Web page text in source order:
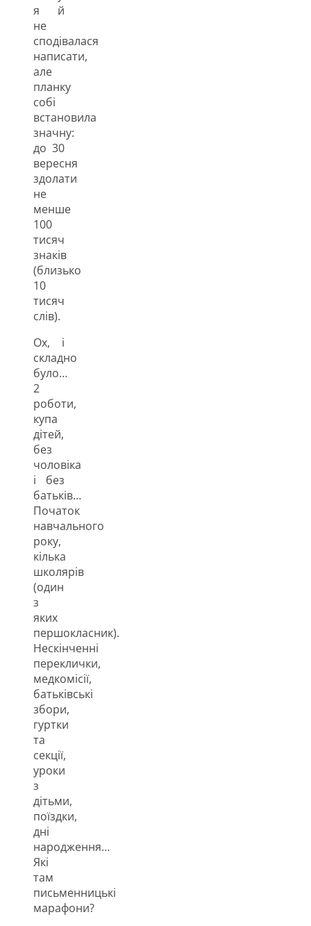
я й
не
сподівалася
написати,
але
планку
собі
встановила
значну:
до 30
вересня
здолати
не
менше
100
тисяч
знаків
(близько
10
тисяч
слів).
Ох, і
складно
було…
2
роботи,
купа
дітей,
без
чоловіка
і без
батьків…
Початок
навчального
року,
кілька
школярів
(один
з
яких
першокласник).
Нескінченні
переклички,
медкомісії,
батьківські
збори,
гуртки
та
секції,
уроки
з
дітьми,
поїздки,
дні
народження…
Які
там
письменницькі
марафони?